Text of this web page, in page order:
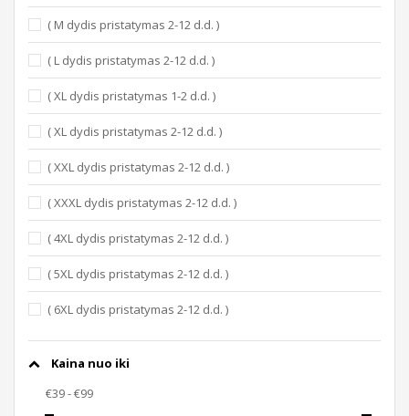
( M dydis pristatymas 2-12 d.d. )
( L dydis pristatymas 2-12 d.d. )
( XL dydis pristatymas 1-2 d.d. )
( XL dydis pristatymas 2-12 d.d. )
( XXL dydis pristatymas 2-12 d.d. )
( XXXL dydis pristatymas 2-12 d.d. )
( 4XL dydis pristatymas 2-12 d.d. )
( 5XL dydis pristatymas 2-12 d.d. )
( 6XL dydis pristatymas 2-12 d.d. )
Kaina nuo iki